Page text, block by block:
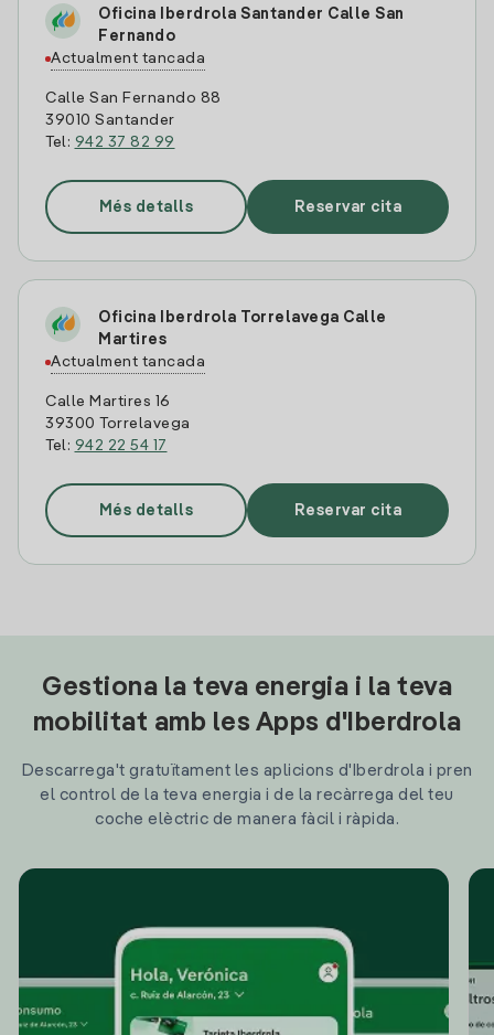
Oficina Iberdrola Santander Calle San
Fernando
Actualment tancada
Calle San Fernando 88
39010 Santander
Tel: 942 37 82 99
Més detalls Reservar cita
Oficina Iberdrola Torrelavega Calle
Martires
Actualment tancada
Calle Martires 16
39300 Torrelavega
Tel: 942 22 54 17
Més detalls Reservar cita
Gestiona la teva energia i la teva
mobilitat amb les Apps d'Iberdrola
Descarrega't gratuïtament les aplicions d'Iberdrola i pren
el control de la teva energia i de la recàrrega del teu
coche elèctric de manera fàcil i ràpida.